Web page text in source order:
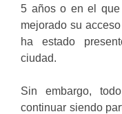
5 años o en el que
mejorado su
ha estado
ciudad.
Sin embargo,
continuar siendo